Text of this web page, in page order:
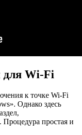
для Wi-Fi
к точке Wi-Fi
Однако здесь
простая и